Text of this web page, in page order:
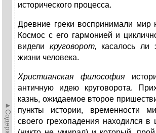
исторического процесса.
Древние греки воспринимали мир
Космос с его гармонией и
ви­дели круговорот, касалось ли
жизни человека.
Христианская философия
античную идею круговорота.
казнь, ожидаемое второе
пунк­ты истории, временности
своего гре­хопадения находился в